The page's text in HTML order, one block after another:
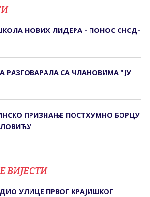
НОВИХ ЛИДЕРА - ПОНОС СНСД-
РАЗГОВАРАЛА СА ЧЛАНОВИМА "ЈУ
ПРИЗНАЊЕ ПОСТХУМНО БОРЦУ
ВИЈЕСТИ
УЛИЦЕ ПРВОГ КРАЈИШКОГ